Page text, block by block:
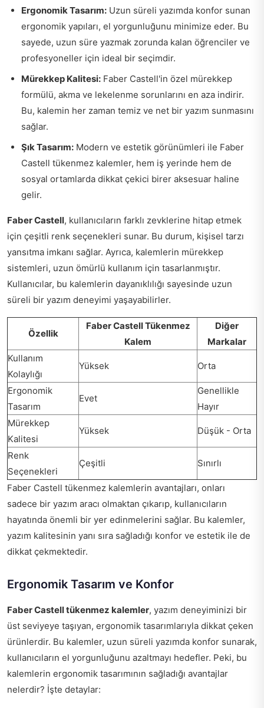
Ergonomik Tasarım: Uzun süreli yazımda konfor sunan
ergonomik yapıları, el yorgunluğunu minimize eder. Bu
sayede, uzun süre yazmak zorunda kalan öğrenciler ve
profesyoneller için ideal bir seçimdir.
Mürekkep Kalitesi: Faber Castell'in özel mürekkep
formülü, akma ve lekelenme sorunlarını en aza indirir.
Bu, kalemin her zaman temiz ve net bir yazım sunmasını
sağlar.
Şık Tasarım: Modern ve estetik görünümleri ile Faber
Castell tükenmez kalemler, hem iş yerinde hem de
sosyal ortamlarda dikkat çekici birer aksesuar haline
gelir.
Faber Castell, kullanıcıların farklı zevklerine hitap etmek
için çeşitli renk seçenekleri sunar. Bu durum, kişisel tarzı
yansıtma imkanı sağlar. Ayrıca, kalemlerin mürekkep
sistemleri, uzun ömürlü kullanım için tasarlanmıştır.
Kullanıcılar, bu kalemlerin dayanıklılığı sayesinde uzun
süreli bir yazım deneyimi yaşayabilirler.
Özellik
Faber Castell Tükenmez
Kalem
Diğer
Markalar
Kullanım
Kolaylığı
Yüksek Orta
Ergonomik
Tasarım
Evet
Genellikle
Hayır
Mürekkep
Kalitesi
Yüksek Düşük - Orta
Renk
Seçenekleri
Çeşitli Sınırlı
Faber Castell tükenmez kalemlerin avantajları, onları
sadece bir yazım aracı olmaktan çıkarıp, kullanıcıların
hayatında önemli bir yer edinmelerini sağlar. Bu kalemler,
yazım kalitesinin yanı sıra sağladığı konfor ve estetik ile de
dikkat çekmektedir.
Ergonomik Tasarım ve Konfor
Faber Castell tükenmez kalemler, yazım deneyiminizi bir
üst seviyeye taşıyan, ergonomik tasarımlarıyla dikkat çeken
ürünlerdir. Bu kalemler, uzun süreli yazımda konfor sunarak,
kullanıcıların el yorgunluğunu azaltmayı hedefler. Peki, bu
kalemlerin ergonomik tasarımının sağladığı avantajlar
nelerdir? İşte detaylar: